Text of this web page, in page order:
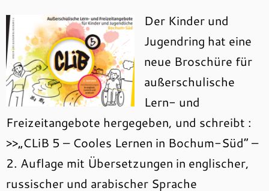
Der Kinder und
Jugendring hat eine
neue Broschüre für
außerschulische
Lern- und
Freizeitangebote hergegeben, und schreibt :
>>„CLiB 5 – Cooles Lernen in Bochum-Süd“ –
2. Auflage mit Übersetzungen in englischer,
russischer und arabischer Sprache